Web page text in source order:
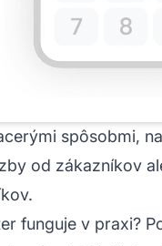
spôsobmi,
od zákazníkov
funguje v praxi?